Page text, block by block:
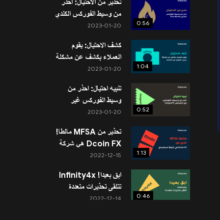
0:56
تحذير من الاحتيال: احذر
من وسيط الفوركس الكندي
Time Market
2023-01-20
1:04
كشف الاحتيال: يقوم
العملاء بكشف عن مشكلة
سحب الأموال من
2023-01-20
0:52
تنبيه احتيال: احذر من
وسيط الفوركس غير
المرخص SoegeeFX
2023-01-20
1:13
تحذير من MFSA مالطا!
Dcoin FX هي شركة
استنساخ
2022-12-15
0:46
ابق بعيدا! Infinity4x
تتلقى تحذيرات متعددة
2022-12-14